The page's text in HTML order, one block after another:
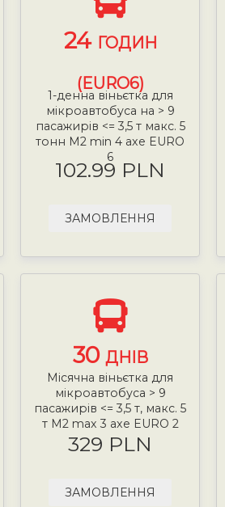
24 ГОДИН
(EURO6)
1-денна віньєтка для
мікроавтобуса на > 9
пасажирів <= 3,5 т макс. 5
тонн М2 min 4 axe EURO
6
102.99 PLN
ЗАМОВЛЕННЯ
30 ДНІВ
Місячна віньєтка для
мікроавтобуса > 9
пасажирів <= 3,5 т, макс. 5
т М2 max 3 axe EURO 2
329 PLN
ЗАМОВЛЕННЯ